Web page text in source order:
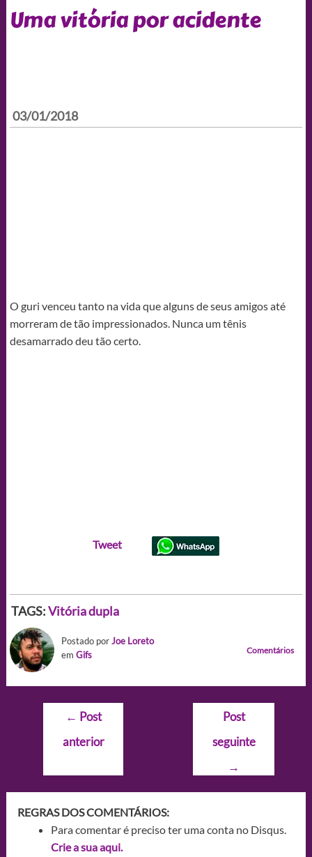
Uma vitória por acidente
03/01/2018
O guri venceu tanto na vida que alguns de seus amigos até
morreram de tão impressionados. Nunca um tênis
desamarrado deu tão certo.
Tweet
TAGS:Vitória dupla
Postado porJoe Loreto
em Gifs Comentários
Navegação
Post
← Post
anterior
Post
seguinte
→
REGRAS DOS COMENTÁRIOS:
Para comentar é preciso ter uma conta no Disqus.
Crie a sua aqui.